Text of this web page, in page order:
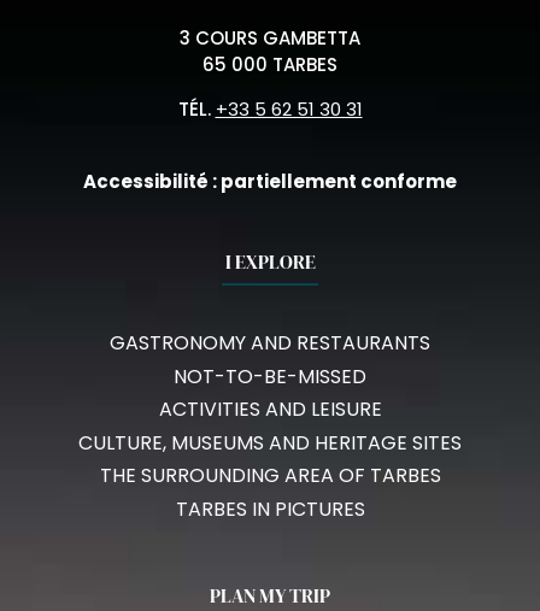
3 COURS GAMBETTA
65 000 TARBES
TÉL. +33 5 62 51 30 31
Accessibilité : partiellement conforme
I EXPLORE
GASTRONOMY AND RESTAURANTS
NOT-TO-BE-MISSED
ACTIVITIES AND LEISURE
CULTURE, MUSEUMS AND HERITAGE SITES
THE SURROUNDING AREA OF TARBES
TARBES IN PICTURES
PLAN MY TRIP